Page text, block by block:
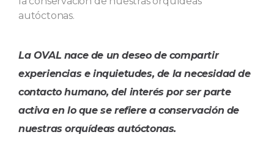
autóctonas.
La OVAL nace de un deseo de compartir
experiencias e inquietudes, de la necesidad de
contacto humano, del interés por ser parte
activa en lo que se refiere a conservación de
nuestras orquídeas autóctonas.